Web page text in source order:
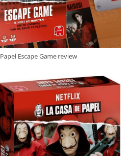
Escape Game review